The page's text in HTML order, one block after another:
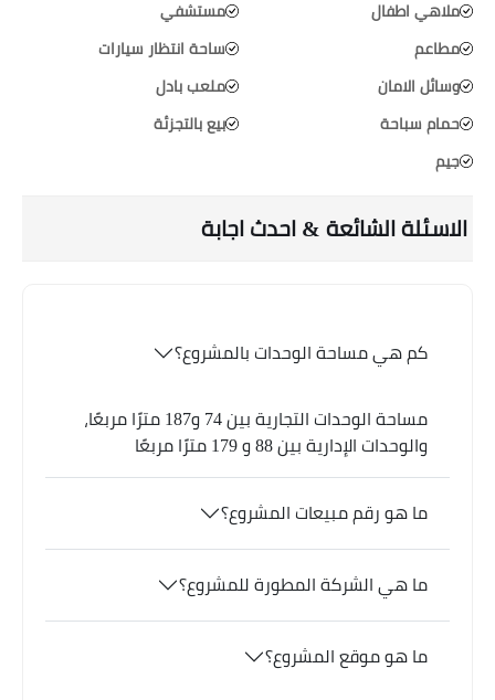
ملاهي اطفال
مطاعم
وسائل الامان
حمام سباحة
جيم
مستشفي
ساحة انتظار سيارات
ملعب بادل
بيع بالتجزئة
الاسئلة الشائعة & احدث اجابة
كم هي مساحة الوحدات بالمشروع؟
مساحة الوحدات التجارية بين 74 و187 مترًا مربعًا،
والوحدات الإدارية بين 88 و 179 مترًا مربعًا
ما هو رقم مبيعات المشروع؟
ما هي الشركة المطورة للمشروع؟
ما هو موقع المشروع؟